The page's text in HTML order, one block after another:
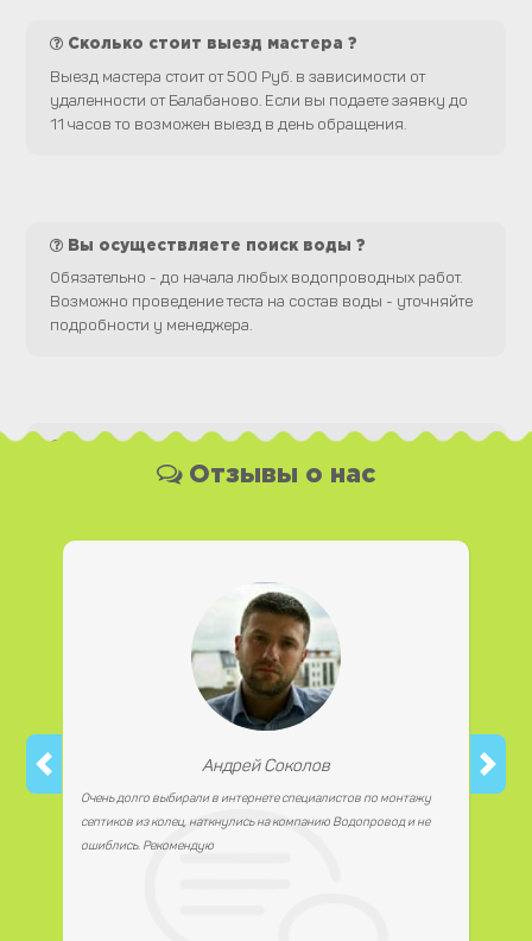
Сколько стоит выезд мастера ?
Выезд мастера стоит от 500 Руб. в зависимости от
удаленности от Балабаново. Если вы подаете заявку до
11 часов то возможен выезд в день обращения.
Вы осуществляете поиск воды ?
Обязательно - до начала любых водопроводных работ.
Возможно проведение теста на состав воды - уточняйте
подробности у менеджера.
Какая у Вас форма оплаты ?
Вы можете оплатить наши услуги и необходимые
работаем с юридическими лицами.
Отзывы о нас
Андрей Соколов
Очень долго выбирали в интернете специалистов по монтажу
септиков из колец, наткнулись на компанию Водопровод и не
ошиблись. Рекомендую